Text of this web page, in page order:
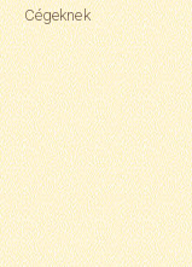
Cégeknek